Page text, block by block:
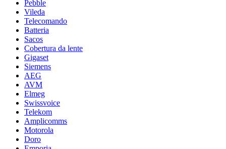
Pebble
Vileda
Telecomando
Batteria
Sacos
Cobertura da lente
Gigaset
Siemens
AEG
AVM
Elmeg
Swissvoice
Telekom
Amplicomms
Motorola
Doro